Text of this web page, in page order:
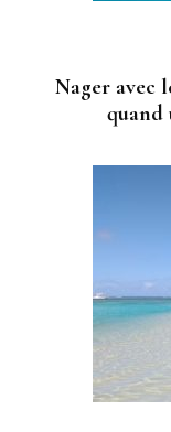
Nager avec
quand